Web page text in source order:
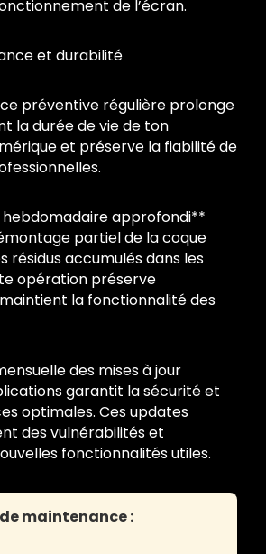
de l’écran.
et durabilité
préventive régulière prolonge
la durée de vie de ton
et préserve la fiabilité de
approfondi**
partiel de la coque
résidus accumulés dans les
opération préserve
la fonctionnalité des
des mises à jour
garantit la sécurité et
optimales. Ces updates
des vulnérabilités et
fonctionnalités utiles.
maintenance :